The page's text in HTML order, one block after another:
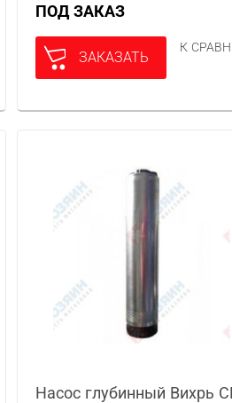
ПОД ЗАКАЗ
ЗАКАЗАТЬ
К
Насос глубинный Вихрь